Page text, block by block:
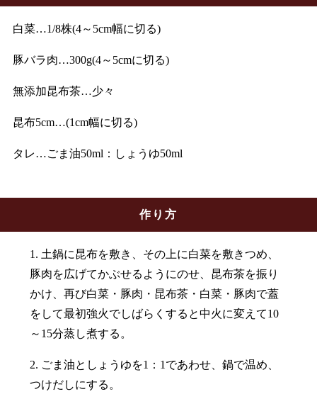
白菜…1/8株(4～5cm幅に切る)
豚バラ肉…300g(4～5cmに切る)
無添加昆布茶…少々
昆布5cm…(1cm幅に切る)
タレ…ごま油50ml：しょうゆ50ml
作り方
1. 土鍋に昆布を敷き、その上に白菜を敷きつめ、
豚肉を広げてかぶせるようにのせ、昆布茶を振り
かけ、再び白菜・豚肉・昆布茶・白菜・豚肉で蓋
をして最初強火でしばらくすると中火に変えて10
～15分蒸し煮する。
2. ごま油としょうゆを1：1であわせ、鍋で温め、
つけだしにする。